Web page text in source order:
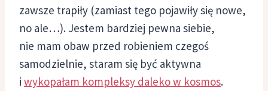
zawsze trapiły (zamiast tego pojawiły się nowe,
no ale…). Jestem bardziej pewna siebie,
nie mam obaw przed robieniem czegoś
samodzielnie, staram się być aktywna
i wykopałam kompleksy daleko w kosmos.